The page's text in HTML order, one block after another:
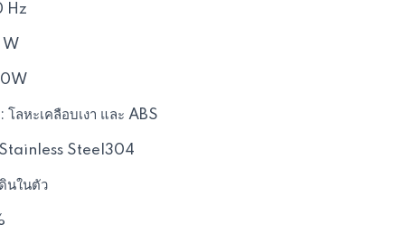
Hz
W
โลหะเคลือบเงา และ ABS
Stainless Steel304
นในตัว